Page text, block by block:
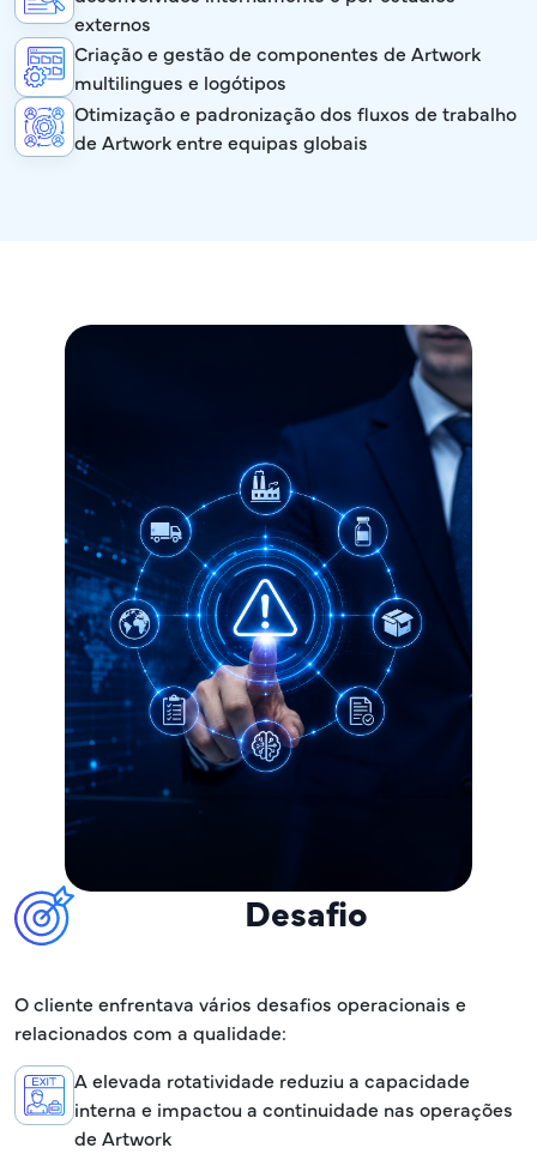
externos
Criação e gestão de componentes de Artwork
multilingues e logótipos
Otimização e padronização dos fluxos de trabalho
de Artwork entre equipas globais
Desafio
O cliente enfrentava vários desafios operacionais e
relacionados com a qualidade:
A elevada rotatividade reduziu a capacidade
interna e impactou a continuidade nas operações
de Artwork